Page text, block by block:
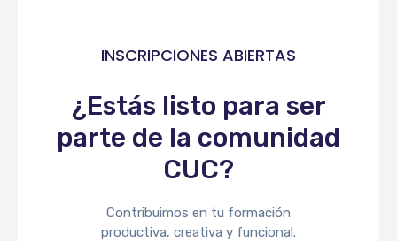
INSCRIPCIONES ABIERTAS
¿Estás listo para ser
parte de la comunidad
CUC?
Contribuimos en tu formación
productiva, creativa y funcional.